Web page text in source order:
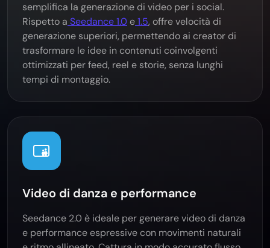
semplifica la generazione di video per i social.
Rispetto a Seedance 1.0 e1.5, offre velocità di
generazione superiori, permettendo ai creator di
trasformare le idee in contenuti coinvolgenti
ottimizzati per feed, reel e storie, senza lunghi
tempi di montaggio.
Video di danza e performance
Seedance 2.0 è ideale per generare video di danza
e performance espressive con movimenti naturali